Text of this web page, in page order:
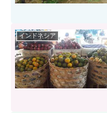
インドネシア